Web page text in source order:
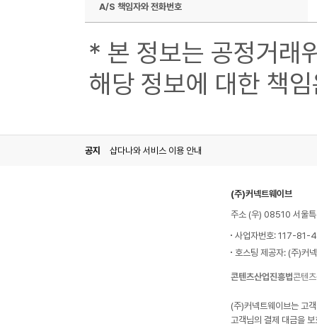
A/S 책임자와 전화번호
* 본 정보는 공정거래
해당 정보에 대한 책
공지 샵다나와 서비스 이용 안내
(주)커넥트웨이브
주소 (우) 08510 서울
사업자번호: 117-81-
호스팅 제공자: (주)커
콘텐츠산업진흥법콘텐
(주)커넥트웨이브는 고
고객님의 결제 대금을